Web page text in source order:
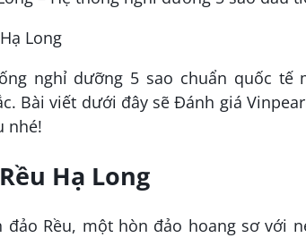
Long
nghỉ dưỡng 5 sao chuẩn quốc tế
Bài viết dưới đây sẽ Đánh giá
nhé!
Hạ Long
Rều, một hòn đảo hoang sơ với